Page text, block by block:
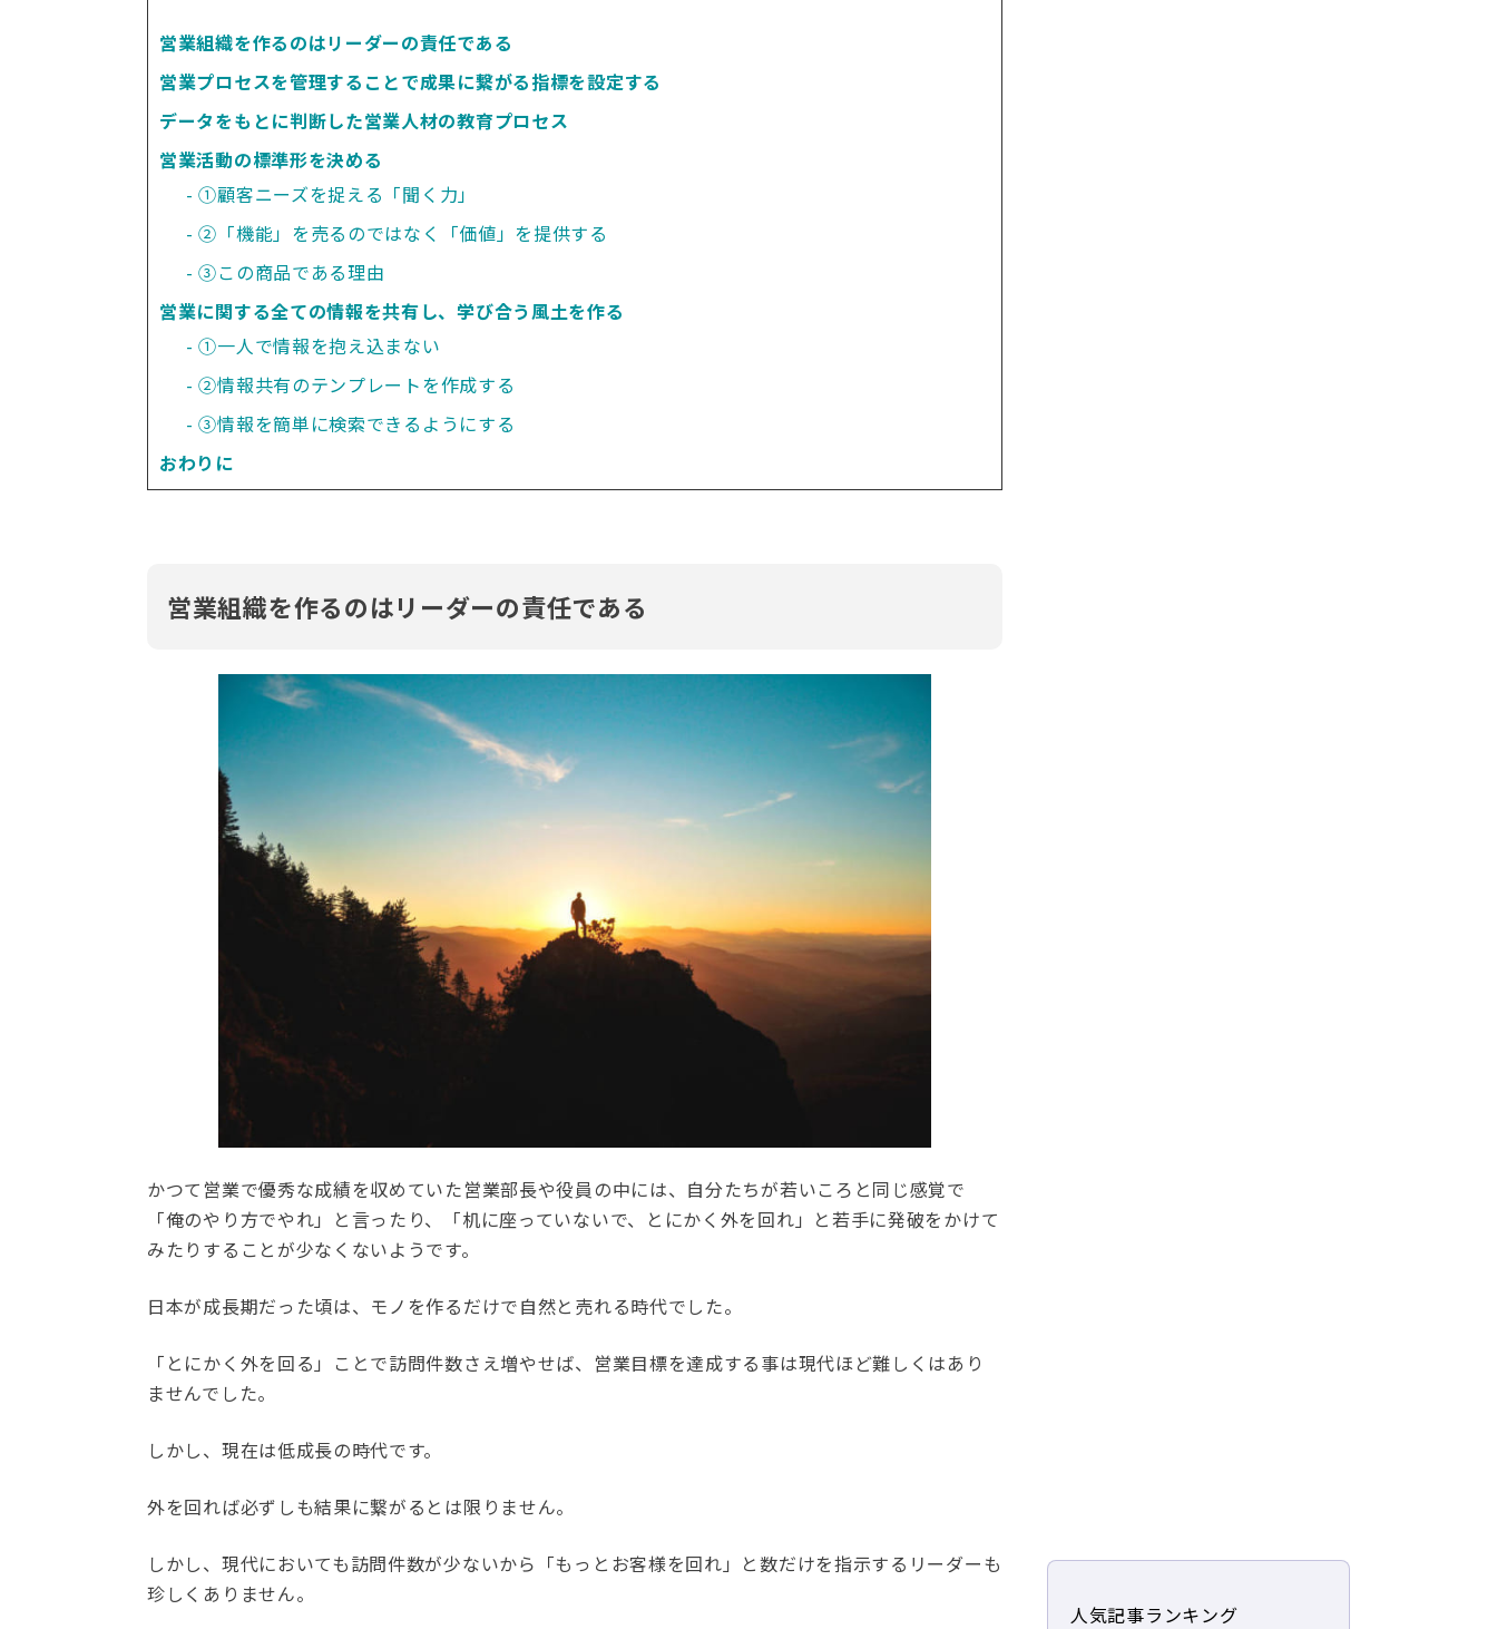
営業組織を作るのはリーダーの責任である
営業プロセスを管理することで成果に繋がる指標を設定する
データをもとに判断した営業人材の教育プロセス
営業活動の標準形を決める
①顧客ニーズを捉える「聞く力」
②「機能」を売るのではなく「価値」を提供する
③この商品である理由
営業に関する全ての情報を共有し、学び合う風土を作る
①一人で情報を抱え込まない
②情報共有のテンプレートを作成する
③情報を簡単に検索できるようにする
おわりに
営業組織を作るのはリーダーの責任である
かつて営業で優秀な成績を収めていた営業部長や役員の中には、自分たちが若いころと同じ感覚で
「俺のやり方でやれ」と言ったり、「机に座っていないで、とにかく外を回れ」と若手に発破をかけて
みたりすることが少なくないようです。
日本が成長期だった頃は、モノを作るだけで自然と売れる時代でした。
「とにかく外を回る」ことで訪問件数さえ増やせば、営業目標を達成する事は現代ほど難しくはあり
ませんでした。
しかし、現在は低成長の時代です。
外を回れば必ずしも結果に繋がるとは限りません。
しかし、現代においても訪問件数が少ないから「もっとお客様を回れ」と数だけを指示するリーダーも
珍しくありません。
人気記事ランキング